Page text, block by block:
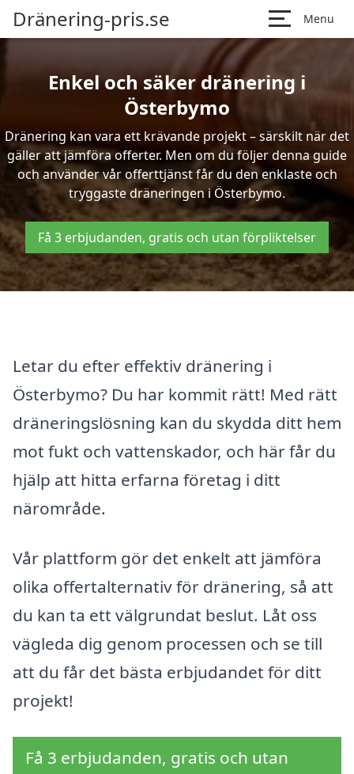
Dränering-pris.se Menu
Enkel och säker dränering i
Österbymo
Dränering kan vara ett krävande projekt – särskilt när det
gäller att jämföra offerter. Men om du följer denna guide
och använder vår offerttjänst får du den enklaste och
tryggaste dräneringen i Österbymo.
Få 3 erbjudanden, gratis och utan förpliktelser
Letar du efter effektiv dränering i
Österbymo? Du har kommit rätt! Med rätt
dräneringslösning kan du skydda ditt hem
mot fukt och vattenskador, och här får du
hjälp att hitta erfarna företag i ditt
närområde.
Vår plattform gör det enkelt att jämföra
olika offertalternativ för dränering, så att
du kan ta ett välgrundat beslut. Låt oss
vägleda dig genom processen och se till
att du får det bästa erbjudandet för ditt
projekt!
Få 3 erbjudanden, gratis och utan